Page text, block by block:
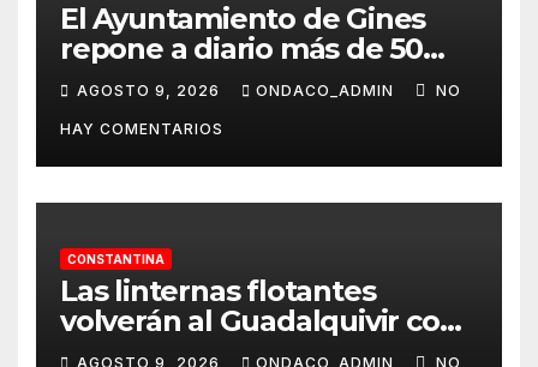
El Ayuntamiento de Gines
repone a diario más de 50
dispensadores de bolsas para
la recogida de desechos de
mascotas
AGOSTO 9, 2026 ONDACO_ADMIN NO
HAY COMENTARIOS
CONSTANTINA
Las linternas flotantes
volverán al Guadalquivir con
la Ceremonia Tōrō Nagashi
AGOSTO 9, 2026 ONDACO_ADMIN NO